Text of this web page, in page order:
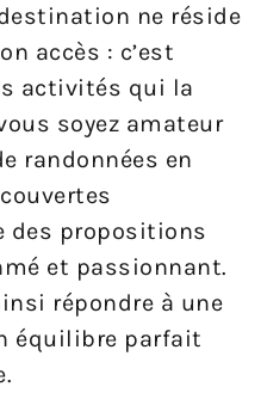
ne réside
accès : c’est
activités qui la
soyez amateur
randonnées en
des propositions
et passionnant.
répondre à une
équilibre parfait